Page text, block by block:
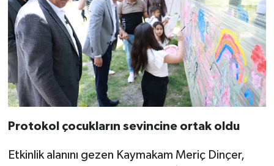
Protokol çocukların sevincine ortak oldu
Etkinlik alanını gezen Kaymakam Meriç Dinçer,